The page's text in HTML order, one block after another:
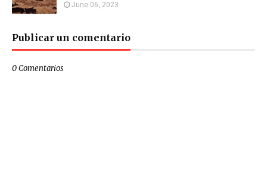
June 06, 2023
Publicar un comentario
0 Comentarios